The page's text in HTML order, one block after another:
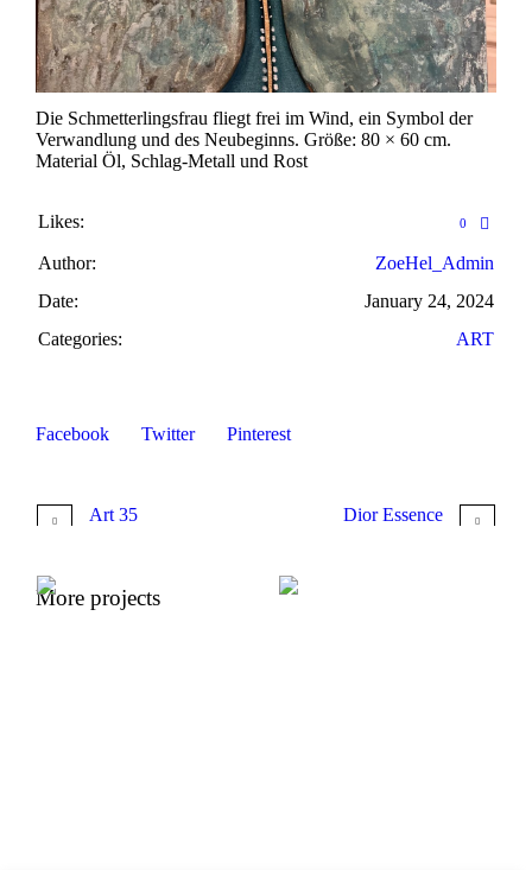
Die Schmetterlingsfrau fliegt frei im Wind, ein Symbol der
Verwandlung und des Neubeginns. Größe: 80 × 60 cm.
Material Öl, Schlag-Metall und Rost
Likes: 0
Author:
ZoeHel_Admin
Date:
January 24, 2024
Categories:
ART
Facebook Twitter Pinterest
Art 35 Dior Essence
More projects